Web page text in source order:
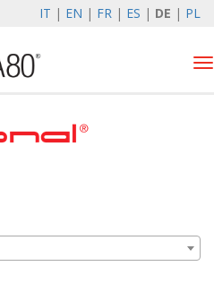
IT | EN | FR | ES | DE | PL
Elewind
Registrierung